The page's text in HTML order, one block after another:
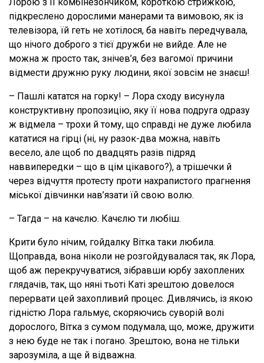
підкреслено дорослими манерами та вимовою, як із
телевізора, їй геть не хотілося, ба навіть передчувала,
що нічого доброго з тієї дружби не вийде. Але не
можна ж просто так, знічев’я, без вагомої причини
відмести дружню руку людини, якої зовсім не знаєш!
– Пашлі кататся на горку! – Лора сходу висунула
конструктивну пропозицію, яку її нова подруга одразу
ж відмела – трохи й тому, що справді не дуже любила
кататися на гірці (ні, ну разок-два можна, навіть
весело, але щоб по двадцять разів підряд
наввипередки – що в цім цікавого?), а трішечки й
через відчуття протесту проти нахрапистого прагнення
міської дівчинки нав’язати їй свою волю.
– Тагда – на качєлю. Качєлю ти любіш.
Крити було нічим, гойдалку Вітка таки любила.
Щоправда, вона ніколи не розгойдувалася так, як Лора,
щоб аж перекручуватися, зібравши юрбу захоплених
глядачів, так, що няні тьоті Каті зрештою довелося
перервати цей захопливий процес. Дивлячись, із якою
гідністю Лора гальмує, скоряючись суворій волі
дорослого, Вітка з сумом подумала, що, може, дружити
з нею буде не так і погано. Зрештою, вона не тільки
зарозуміла, а ще й відважна.